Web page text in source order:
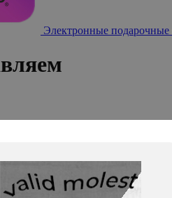
Электронные подарочные